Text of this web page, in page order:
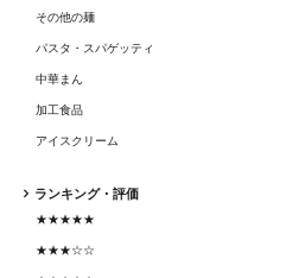
その他の麺
パスタ・スパゲッティ
中華まん
加工食品
アイスクリーム
ランキング・評価
★★★★★
★★★☆☆